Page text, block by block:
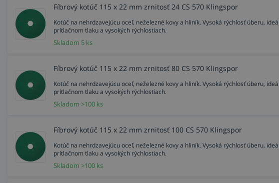
Fíbrový kotúč 115 x 22 mm zrnitosť 24 CS 570 Klingspor
Kotúč na nehrdzavejúcu oceľ, neželezné kovy a hliník. Vysoká rýchlosť úberu,
prítlačnom tlaku a vysokých rýchlostiach.
Skladom 5 ks
Fíbrový kotúč 115 x 22 mm zrnitosť 80 CS 570 Klingspor
Kotúč na nehrdzavejúcu oceľ, neželezné kovy a hliník. Vysoká rýchlosť úberu,
prítlačnom tlaku a vysokých rýchlostiach.
Skladom >100 ks
Fíbrový kotúč 115 x 22 mm zrnitosť 100 CS 570 Klingspor
Kotúč na nehrdzavejúcu oceľ, neželezné kovy a hliník. Vysoká rýchlosť úberu,
prítlačnom tlaku a vysokých rýchlostiach.
Skladom >100 ks